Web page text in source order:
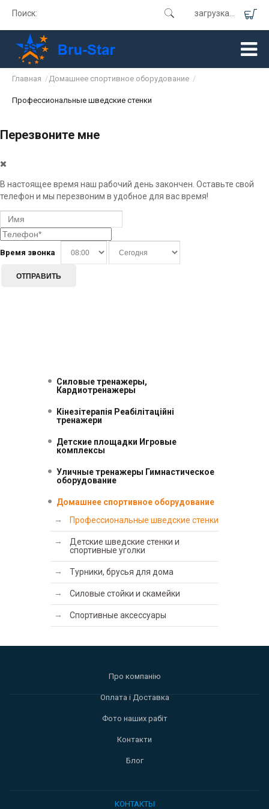
загрузка...
Поиск:
Главная / Домашнее спортивное оборудование /
Профессиональные шведские стенки
Перезвоните мне
В настоящее время наш рабочий день закончен. Оставьте свой
телефон и мы перезвоним в удобное для вас время!
Время звонка
ОТПРАВИТЬ
Силовые тренажеры,
Кардиотренажеры
Кінезітерапія Реабілітаційні
тренажери
Детские площадки Игровые
комплексы
Уличные тренажеры Гимнастическое
оборудование
Домашнее спортивное оборудование
Профессиональные шведские стенки
Детские шведские стенки и
спортивные уголки
Турники, брусья для дома
Силовые стойки и скамейки
Спортивные аксессуары
Про компанію
Оплата і Доставка
Фото наших рабіт
Контакти
Блог
КОНТАКТЫ